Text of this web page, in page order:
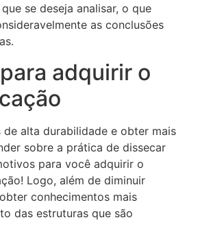
se deseja analisar, o que
as conclusões
adquirir o
de alta durabilidade e obter mais
sobre a prática de dissecar
para você adquirir o
Logo, além de diminuir
conhecimentos mais
das estruturas que são